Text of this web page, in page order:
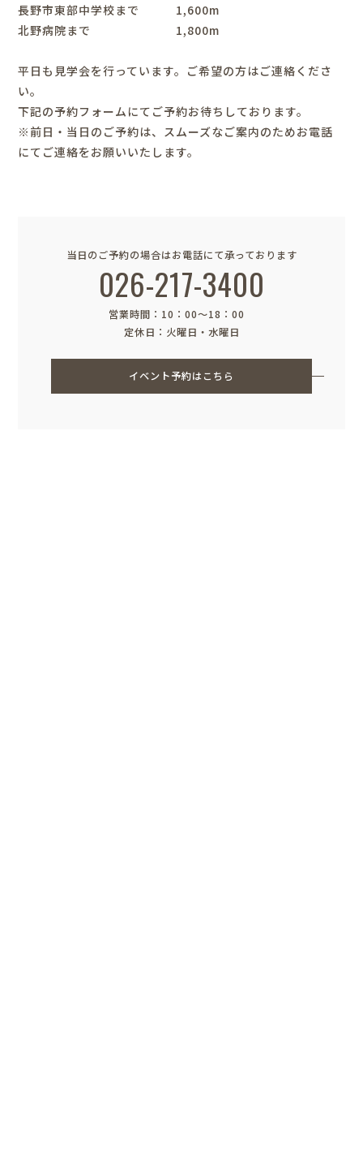
長野市東部中学校まで 1,600m
北野病院まで 1,800m
平日も見学会を行っています。ご希望の方はご連絡くださ
い。
下記の予約フォームにてご予約お待ちしております。
※前日・当日のご予約は、スムーズなご案内のためお電話
にてご連絡をお願いいたします。
当日のご予約の場合はお電話にて承っております
026-217-3400
営業時間：10：00〜18：00
定休日：火曜日・水曜日
イベント予約はこちら